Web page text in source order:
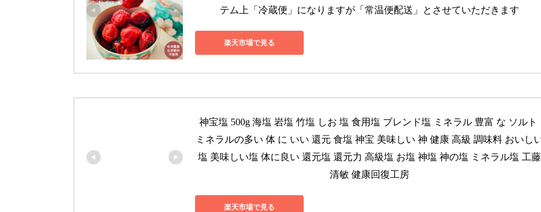
テム上「冷蔵便」になりますが「常温便配送」とさせていただきます
楽天市場で見る
神宝塩 500g 海塩 岩塩 竹塩 しお 塩 食用塩 ブレンド塩 ミネラル 豊富 な ソルト
ミネラルの多い 体 に いい 還元 食塩 神宝 美味しい 神 健康 高級 調味料 おいし
塩 美味しい塩 体に良い 還元塩 還元力 高級塩 お塩 神塩 神の塩 ミネラル塩 工藤
清敏 健康回復工房
楽天市場で見る